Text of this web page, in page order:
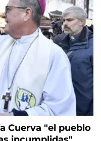
Cuerva "el pueblo